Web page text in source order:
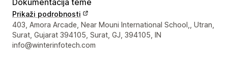
Dokumentacija teme
Prikaži podrobnosti
Podatki za stik z oblikovalcem
403, Amora Arcade, Near Mouni International School,, Utran,
Surat, Gujarat 394105, Surat, GJ, 394105, IN
info@winterinfotech.com